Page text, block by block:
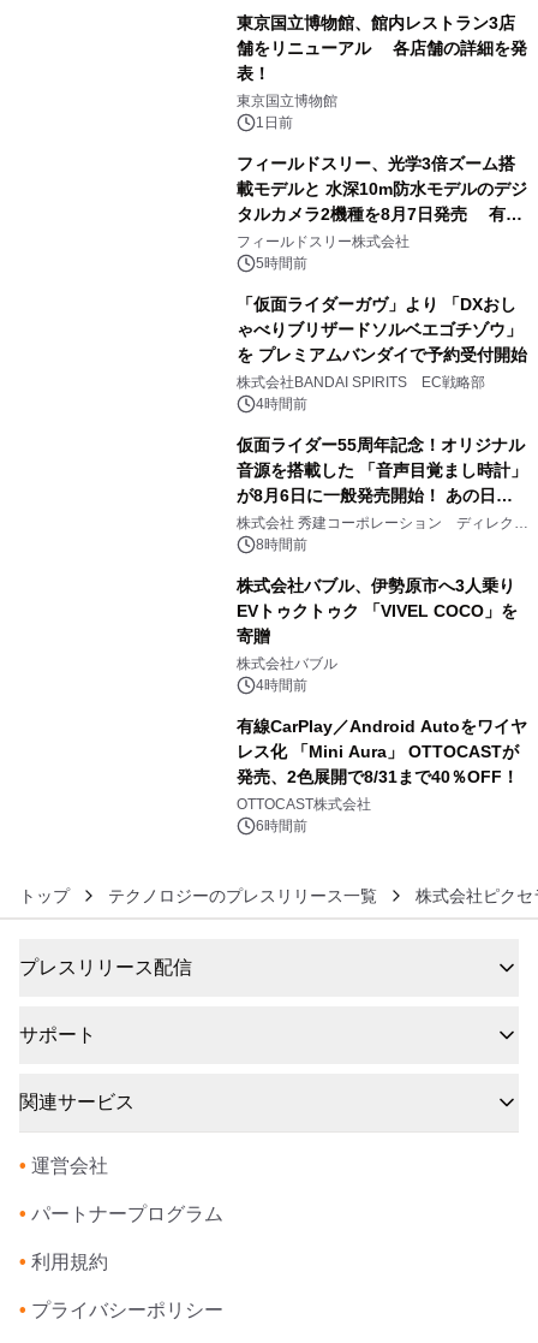
東京国立博物館、館内レストラン3店
舗をリニューアル 各店舗の詳細を発
表！
東京国立博物館
1日前
フィールドスリー、光学3倍ズーム搭
載モデルと 水深10m防水モデルのデジ
タルカメラ2機種を8月7日発売 有効
約1300万画素、用途別に選べるコンデ
ジ新登場
フィールドスリー株式会社
5時間前
「仮面ライダーガヴ」より 「DXおし
ゃべりブリザードソルベエゴチゾウ」
を プレミアムバンダイで予約受付開始
株式会社BANDAI SPIRITS EC戦略部
4時間前
仮面ライダー55周年記念！オリジナル
音源を搭載した 「音声目覚まし時計」
が8月6日に一般発売開始！ あの日の
大興奮が今甦る
株式会社 秀建コーポレーション ディレクト
アートギャラリー
8時間前
株式会社バブル、伊勢原市へ3人乗り
EVトゥクトゥク 「VIVEL COCO」を
寄贈
株式会社バブル
4時間前
有線CarPlay／Android Autoをワイヤ
レス化 「Mini Aura」 OTTOCASTが
発売、2色展開で8/31まで40％OFF！
OTTOCAST株式会社
6時間前
トップ テクノロジーのプレスリリース一覧 株式会社ピクセ
プレスリリース配信
サポート
関連サービス
• 運営会社
• パートナープログラム
• 利用規約
• プライバシーポリシー